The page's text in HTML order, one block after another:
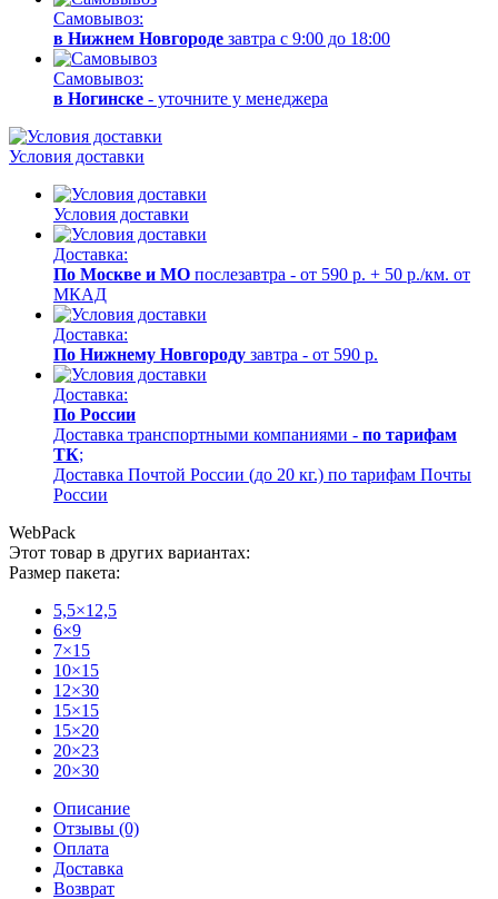
Самовывоз:
в Нижнем Новгороде завтра с 9:00 до 18:00
Самовывоз:
в Ногинске - уточните у менеджера
Условия доставки
Условия доставки
Доставка:
По Москве и МО послезавтра - от 590 р. + 50 р./км. от
МКАД
Доставка:
По Нижнему Новгороду завтра - от 590 р.
Доставка:
По России
Доставка транспортными компаниями - по тарифам
ТК;
Доставка Почтой России (до 20 кг.) по тарифам Почты
России
WebPack
Этот товар в других вариантах:
Размер пакета:
5,5×12,5
6×9
7×15
10×15
12×30
15×15
15×20
20×23
20×30
Описание
Отзывы (0)
Оплата
Доставка
Возврат